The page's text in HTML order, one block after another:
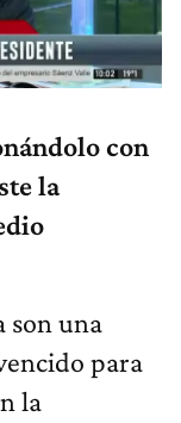
con
la
son una
para
la